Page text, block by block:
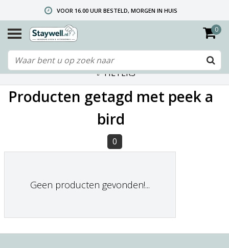
VOOR 16.00 UUR BESTELD, MORGEN IN HUIS
GRATIS VERZENDING VANAF € 40,- (ALLEEN NEDERLAND)
TELEFONISCHE HELPDESK 010 492 02 35 (LET OP: WIJ ZIJN NIET DE FABRIKANT! ZIE KLANTENSERVICE-INFO)
0
FILTERS
Producten getagd met peek a
bird
0
Geen producten gevonden!...